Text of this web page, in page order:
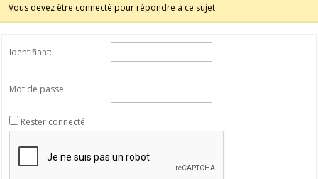
Vous devez être connecté pour répondre à ce sujet.
Identifiant:
Mot de passe:
Rester connecté